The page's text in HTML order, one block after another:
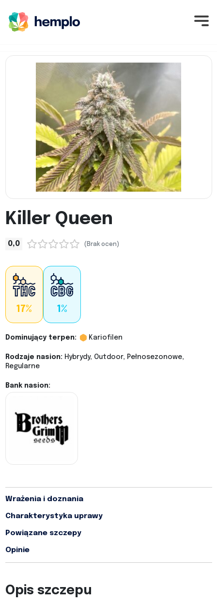
Killer Queen
0,0 (Brak ocen)
17% 1%
Dominujący terpen: Kariofilen
Rodzaje nasion: Hybrydy, Outdoor, Pełnosezonowe,
Regularne
Bank nasion:
Wrażenia i doznania
Charakterystyka uprawy
Powiązane szczepy
Opinie
Opis szczepu